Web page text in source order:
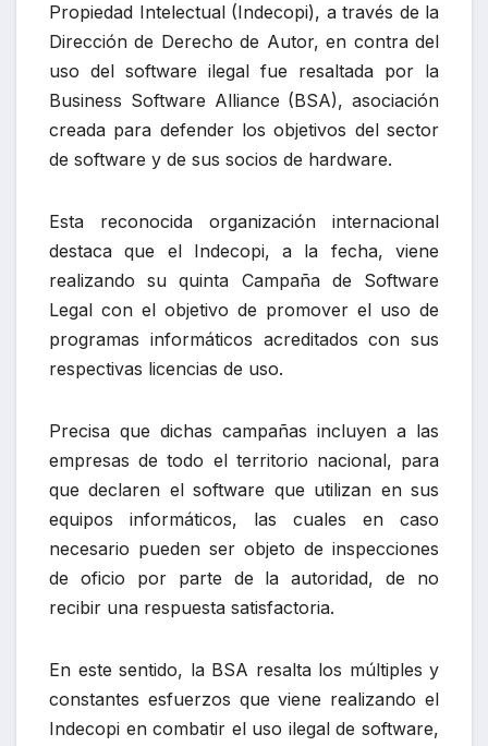
Propiedad Intelectual (Indecopi), a través de la
Dirección de Derecho de Autor, en contra del
uso del software ilegal fue resaltada por la
Business Software Alliance (BSA), asociación
creada para defender los objetivos del sector
de software y de sus socios de hardware.
Esta reconocida organización internacional
destaca que el Indecopi, a la fecha, viene
realizando su quinta Campaña de Software
Legal con el objetivo de promover el uso de
programas informáticos acreditados con sus
respectivas licencias de uso.
Precisa que dichas campañas incluyen a las
empresas de todo el territorio nacional, para
que declaren el software que utilizan en sus
equipos informáticos, las cuales en caso
necesario pueden ser objeto de inspecciones
de oficio por parte de la autoridad, de no
recibir una respuesta satisfactoria.
En este sentido, la BSA resalta los múltiples y
constantes esfuerzos que viene realizando el
Indecopi en combatir el uso ilegal de software,